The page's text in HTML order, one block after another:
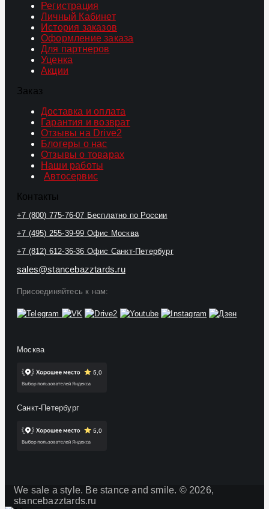
Регистрация
Личный Кабинет
История заказов
Оформление заказа
Для партнеров
Уценка
Акции
Заказ
Доставка и оплата
Гарантия и возврат
Отзывы на Drive2
Блогеры о нас
Отзывы о товарах
Наши работы
Автосервис
Контакты
+7 (800) 775-76-07 Бесплатно по России
+7 (495) 255-39-99 Офис Москва
+7 (812) 612-36-36 Офис Санкт-Петербург
sales@stancebazztards.ru
Присоединяйтесь к нам:
Москва
Санкт-Петербург
We sale a style. Be stance and smile. © 2026,
stancebazztards.ru